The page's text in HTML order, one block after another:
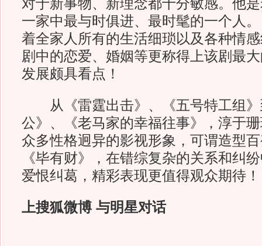
对于新事物、新理念都十分敏感。他
一家中最与时俱进、最时髦的一个人
着全家人所有的生活细琐以及各种情
剧中的恋爱、婚姻等更称得上该剧最
发展颇具看点！
从《雷霆出击》、《五号特工组》
公》、《老马家的幸福往事》，淳于
众多性格迥异的影视形象，可谓造型
《毕有财》，在错综复杂的关系和纠
爱恨纠葛，精彩表现更值得观众期待！
上搜狐微博 与明星对话